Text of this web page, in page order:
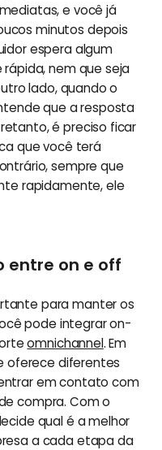
e você já
minutos depois
espera algum
nem que seja
lado, quando o
que a resposta
é preciso ficar
que você terá
sempre que
rapidamente, ele
entre on e off
para manter os
pode integrar on-
omnichannel. Em
oferece diferentes
em contato com
compra. Com o
qual é a melhor
a cada etapa da